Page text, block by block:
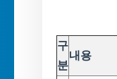
구
분
내용